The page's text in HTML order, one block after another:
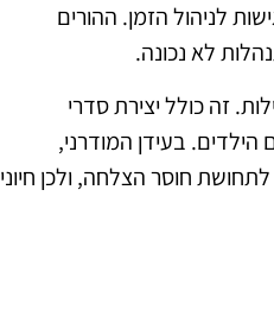
לניהול הזמן. ההורים
לא נכונה.
זה כולל יצירת סדרי
הילדים. בעידן המודרני,
חוסר הצלחה, ולכן חיוני